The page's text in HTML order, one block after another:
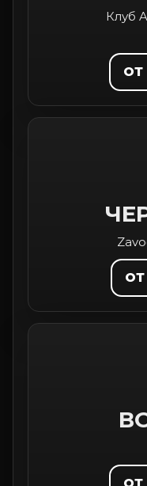
Клуб
ОТ